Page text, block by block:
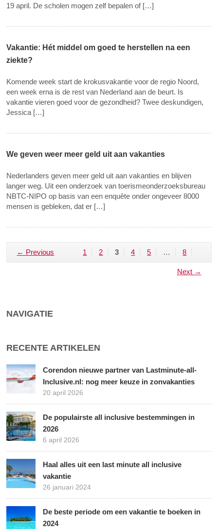
19 april. De scholen mogen zelf bepalen of […]
Vakantie: Hét middel om goed te herstellen na een
ziekte?
Komende week start de krokusvakantie voor de regio Noord,
een week erna is de rest van Nederland aan de beurt. Is
vakantie vieren goed voor de gezondheid? Twee deskundigen,
Jessica […]
We geven weer meer geld uit aan vakanties
Nederlanders geven meer geld uit aan vakanties en blijven
langer weg. Uit een onderzoek van toerismeonderzoeksbureau
NBTC-NIPO op basis van een enquête onder ongeveer 8000
mensen is gebleken, dat er […]
← Previous 1 2 3 4 5 … 8
Next →
NAVIGATIE
RECENTE ARTIKELEN
Corendon nieuwe partner van Lastminute-all-
Inclusive.nl: nog meer keuze in zonvakanties
20 april 2026
De populairste all inclusive bestemmingen in
2026
6 april 2026
Haal alles uit een last minute all inclusive
vakantie
26 januari 2024
De beste periode om een vakantie te boeken in
2024